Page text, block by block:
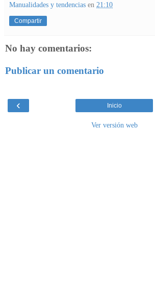
Manualidades y tendencias en 21:10
Compartir
No hay comentarios:
Publicar un comentario
‹ Inicio
Ver versión web